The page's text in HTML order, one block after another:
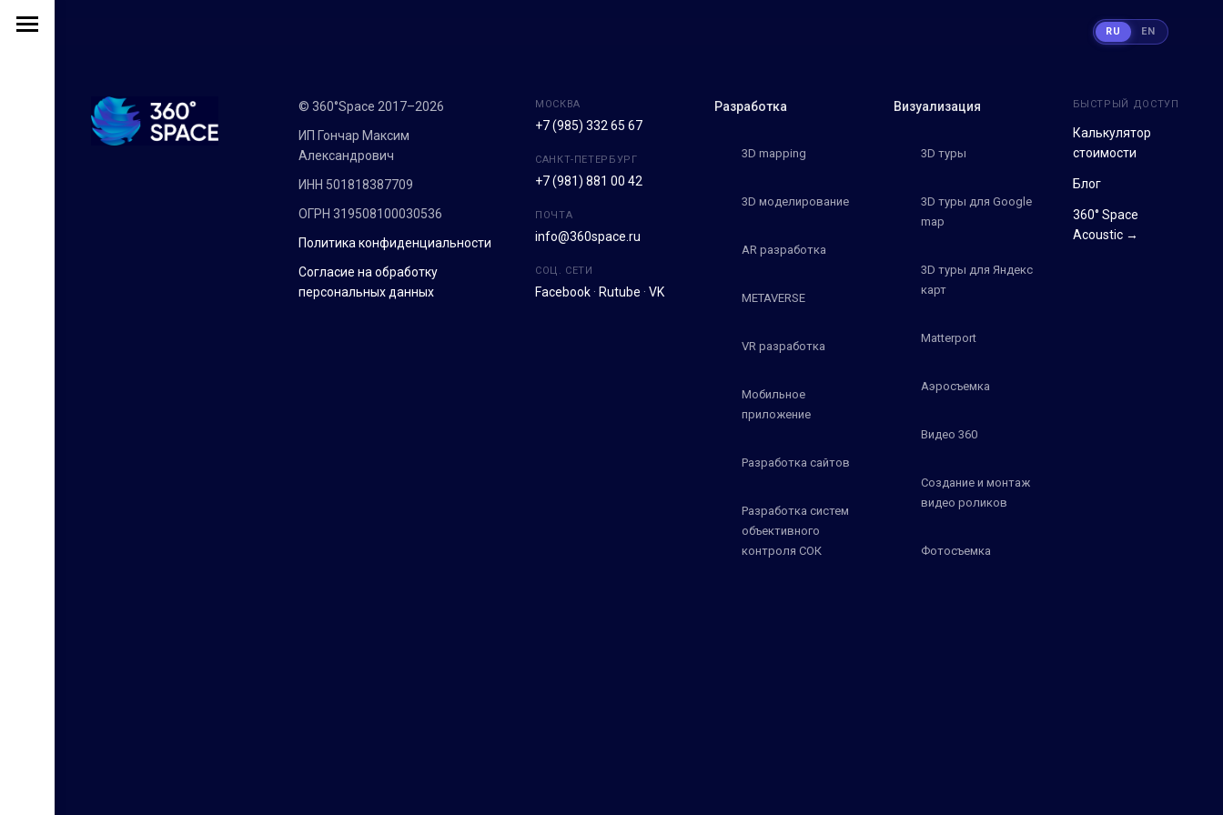
© 360°Space 2017–2026
ИП Гончар Максим
Александрович
ИНН 501818387709
ОГРН 319508100030536
Политика конфиденциальности
Согласие на обработку
персональных данных
МОСКВА
+7 (985) 332 65 67
САНКТ-ПЕТЕРБУРГ
+7 (981) 881 00 42
ПОЧТА
info@360space.ru
СОЦ. СЕТИ
Facebook· Rutube · VK
Разработка
3D mapping
3D моделирование
AR разработка
METAVERSE
VR разработка
Мобильное
приложение
Разработка сайтов
Разработка систем
объективного
контроля СОК
Визуализация
3D туры
3D туры для Google
map
3D туры для Яндекс
карт
Matterport
Аэросъемка
Видео 360
Создание и монтаж
видео роликов
Фотосъемка
БЫСТРЫЙ ДОСТУП
Калькулятор
стоимости
Блог
360° Space
Acoustic →
RU EN